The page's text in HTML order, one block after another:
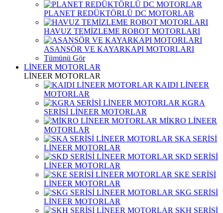
PLANET REDÜKTÖRLÜ DC MOTORLAR
HAVUZ TEMİZLEME ROBOT MOTORLARI
ASANSÖR VE KAYARKAPI MOTORLARI
Tümünü Gör
LİNEER MOTORLAR
LİNEER MOTORLAR
KAIDI LİNEER
MOTORLAR
KGRA
SERİSİ LİNEER MOTORLAR
MİKRO LİNEER
MOTORLAR
SKA SERİSİ
LİNEER MOTORLAR
SKD SERİSİ
LİNEER MOTORLAR
SKE SERİSİ
LİNEER MOTORLAR
SKG SERİSİ
LİNEER MOTORLAR
SKH SERİSİ